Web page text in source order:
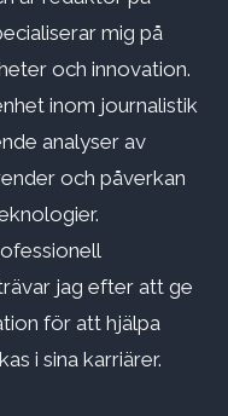
mig på
och innovation.
inom journalistik
analyser av
och påverkan
jag efter att ge
för att hjälpa
i sina karriärer.